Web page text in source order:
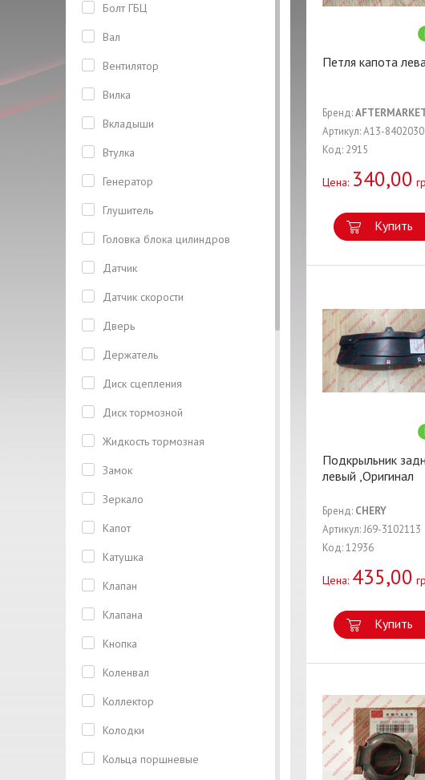
Болт ГБЦ
Вал
Вентилятор
Вилка
Вкладыши
Втулка
Генератор
Глушитель
Головка блока цилиндров
Датчик
Датчик скорости
Дверь
Держатель
Диск сцепления
Диск тормозной
Жидкость тормозная
Замок
Зеркало
Капот
Катушка
Клапан
Клапана
Кнопка
Коленвал
Коллектор
Колодки
Кольца поршневые
Петля капота
Бренд:
Артикул: A13-8402030
Код: 2915
Цена: 340,00
Купить
Подкрыльник
левый ,Оригинал
Бренд: CHERY
Артикул: J69-3102113
Код: 12936
Цена: 435,00
Купить